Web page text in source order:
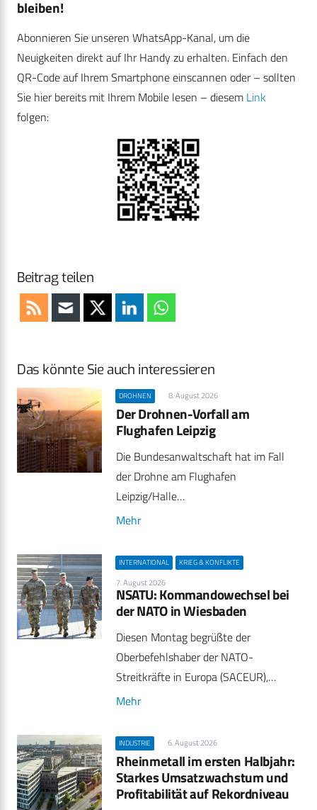
bleiben!
Abonnieren Sie unseren WhatsApp-Kanal, um die
Neuigkeiten direkt auf Ihr Handy zu erhalten. Einfach den
QR-Code auf Ihrem Smartphone einscannen oder – sollten
Sie hier bereits mit Ihrem Mobile lesen – diesem Link
folgen:
Beitrag teilen
Das könnte Sie auch interessieren
DROHNEN 8. August 2026
Der Drohnen-Vorfall am
Flughafen Leipzig
Die Bundesanwaltschaft hat im Fall
der Drohne am Flughafen
Leipzig/Halle…
Mehr
INTERNATIONAL KRIEG & KONFLIKTE
7. August 2026
NSATU: Kommandowechsel bei
der NATO in Wiesbaden
Diesen Montag begrüßte der
Oberbefehlshaber der NATO-
Streitkräfte in Europa (SACEUR),…
Mehr
INDUSTRIE 6. August 2026
Rheinmetall im ersten Halbjahr:
Starkes Umsatzwachstum und
Profitabilität auf Rekordniveau